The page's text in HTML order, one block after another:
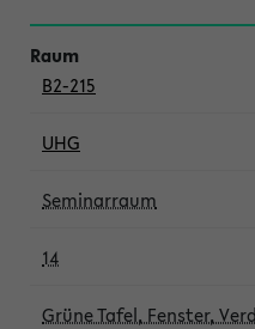
B2-215
UHG
Seminarraum
14
Grüne Tafel, Fenster,